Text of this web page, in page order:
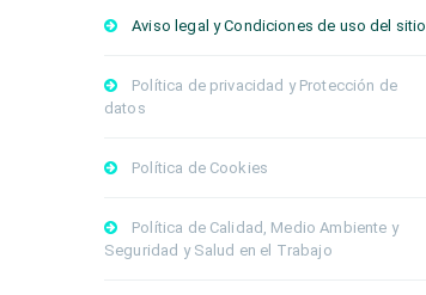
Aviso legal y Condiciones de uso del sitio
Política de privacidad y Protección de
datos
Política de Cookies
Política de Calidad, Medio Ambiente y
Seguridad y Salud en el Trabajo